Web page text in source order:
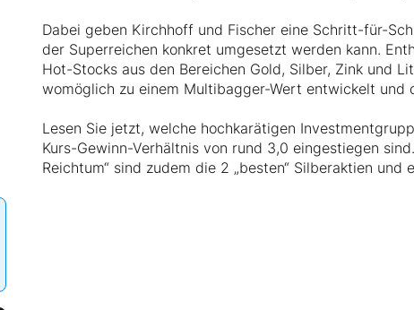
Dabei geben Kirchhoff und Fischer eine Schritt-für-
der Superreichen konkret umgesetzt werden kann.
Hot-Stocks aus den Bereichen Gold, Silber, Zink und
womöglich zu einem Multibagger-Wert entwickelt
Lesen Sie jetzt, welche hochkarätigen
Kurs-Gewinn-Verhältnis von rund 3,0 eingestiegen
Reichtum“ sind zudem die 2 „besten“ Silberaktien